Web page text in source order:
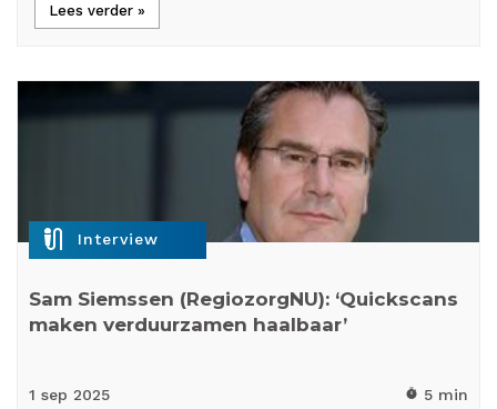
Lees verder »
mic_external_on Interview
Sam Siemssen (RegiozorgNU): ‘Quickscans
maken verduurzamen haalbaar’
1 sep 2025 timer 5 min